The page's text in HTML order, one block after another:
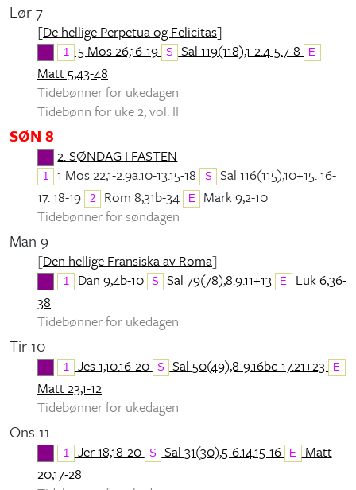
Lør 7
[De hellige Perpetua og Felicitas]
1 5 Mos 26,16-19 S Sal 119(118),1-2.4-5.7-8 E
Matt 5,43-48
Tidebønner for ukedagen
Tidebønn for uke 2, vol. II
SØN 8
2. SØNDAG I FASTEN
1 1 Mos 22,1-2.9a.10-13.15-18 S
Sal 116(115),10+15. 16-
17. 18-19
2 Rom 8,31b-34 E
Mark 9,2-10
Tidebønner for søndagen
Man 9
[Den hellige Fransiska av Roma]
1 Dan 9,4b-10 S Sal 79(78),8.9.11+13 E
Luk 6,36-
38
Tidebønner for ukedagen
Tir 10
1 Jes 1,10.16-20 S Sal 50(49),8-9.16bc-17.21+23 E
Matt 23,1-12
Tidebønner for ukedagen
Ons 11
1 Jer 18,18-20 S Sal 31(30),5-6.14.15-16 E
Matt
20,17-28